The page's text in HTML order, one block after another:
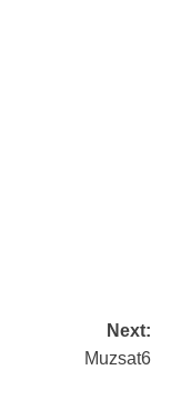
Next:
Muzsat6